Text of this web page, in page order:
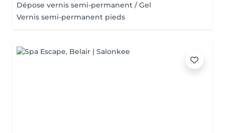
Dépose vernis semi-permanent / Gel
Vernis semi-permanent pieds